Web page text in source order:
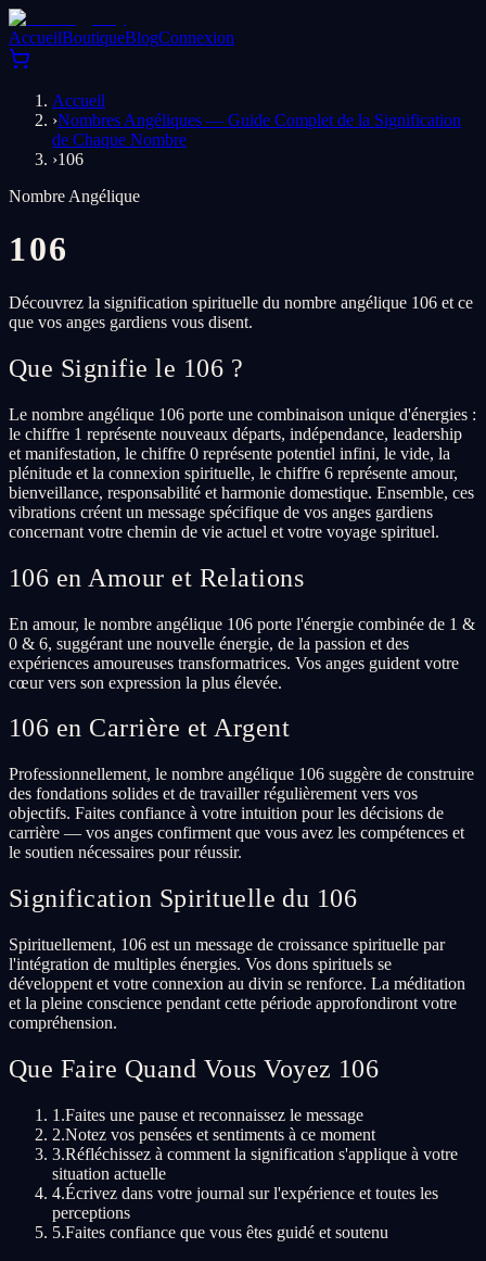
AccueilBoutiqueBlogConnexion
Accueil
›Nombres Angéliques — Guide Complet de la Signification
de Chaque Nombre
›106
Nombre Angélique
106
Découvrez la signification spirituelle du nombre angélique 106 et ce
que vos anges gardiens vous disent.
Que Signifie le 106 ?
Le nombre angélique 106 porte une combinaison unique d'énergies :
le chiffre 1 représente nouveaux départs, indépendance, leadership
et manifestation, le chiffre 0 représente potentiel infini, le vide, la
plénitude et la connexion spirituelle, le chiffre 6 représente amour,
bienveillance, responsabilité et harmonie domestique. Ensemble, ces
vibrations créent un message spécifique de vos anges gardiens
concernant votre chemin de vie actuel et votre voyage spirituel.
106 en Amour et Relations
En amour, le nombre angélique 106 porte l'énergie combinée de 1 &
0 & 6, suggérant une nouvelle énergie, de la passion et des
expériences amoureuses transformatrices. Vos anges guident votre
cœur vers son expression la plus élevée.
106 en Carrière et Argent
Professionnellement, le nombre angélique 106 suggère de construire
des fondations solides et de travailler régulièrement vers vos
objectifs. Faites confiance à votre intuition pour les décisions de
carrière — vos anges confirment que vous avez les compétences et
le soutien nécessaires pour réussir.
Signification Spirituelle du 106
Spirituellement, 106 est un message de croissance spirituelle par
l'intégration de multiples énergies. Vos dons spirituels se
développent et votre connexion au divin se renforce. La méditation
et la pleine conscience pendant cette période approfondiront votre
compréhension.
Que Faire Quand Vous Voyez 106
1.Faites une pause et reconnaissez le message
2.Notez vos pensées et sentiments à ce moment
3.Réfléchissez à comment la signification s'applique à votre
situation actuelle
4.Écrivez dans votre journal sur l'expérience et toutes les
perceptions
5.Faites confiance que vous êtes guidé et soutenu